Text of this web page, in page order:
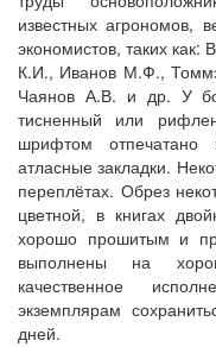
известных агрономов,
экономистов, таких
К.И., Иванов М.Ф.,
Чаянов А.В. и др. У
тисненный или
шрифтом отпечатано
атласные закладки.
переплётах. Обрез
цветной, в книгах
хорошо прошитым и
выполнены на
качественное
экземплярам
дней.